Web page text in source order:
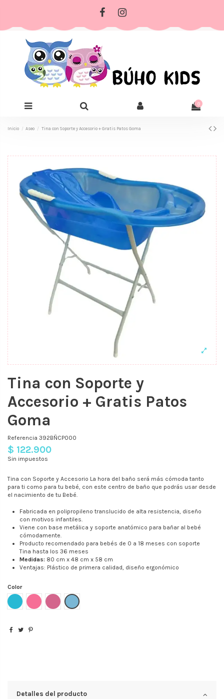
0
Inicio Aseo Tina con Soporte y Accesorio + Gratis Patos Goma
Tina con Soporte y
Accesorio + Gratis Patos
Goma
Referencia 392BÑCP000
$ 122.900
Sin impuestos
Tina con Soporte y Accesorio La hora del baño será más cómoda tanto
para ti como para tu bebé, con este centro de baño que podrás usar desde
el nacimiento de tu Bebé.
Fabricada en polipropileno translucido de alta resistencia, diseño
con motivos infantiles.
Viene con base metálica y soporte anatómico para bañar al bebé
cómodamente.
Producto recomendado para bebés de 0 a 18 meses con soporte
Tina hasta los 36 meses
Medidas: 80 cm x 48 cm x 58 cm
Ventajas: Plástico de primera calidad, diseño ergonómico
Color
Azul MateRosa MateRosa Translucido
Azul Translucido
Detalles del producto